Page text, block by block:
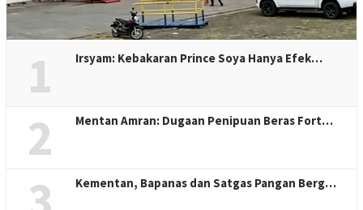
1 Irsyam: Kebakaran Prince Soya Hanya Efek…
2 Mentan Amran: Dugaan Penipuan Beras Fort…
Kementan, Bapanas dan Satgas Pangan Berg…